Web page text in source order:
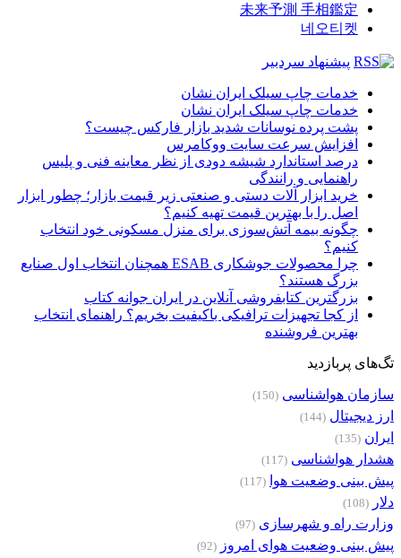
未来予測 手相鑑定
네오티켓
پیشنهاد سردبیر
خدمات چاپ سیلک ایران نشان
خدمات چاپ سیلک ایران نشان
پشت پرده نوسانات شدید بازار فارکس چیست؟
افزایش سرعت سایت ووکامرس
درصد استاندارد شیشه دودی از نظر معاینه فنی و پلیس
راهنمایی و رانندگی
خرید ابزار آلات دستی و صنعتی زیر قیمت بازار؛ چطور ابزار
اصل را با بهترین قیمت تهیه کنیم؟
چگونه بیمه آتش‌سوزی برای منزل مسکونی خود انتخاب
کنیم؟
چرا محصولات جوشکاری ESAB همچنان انتخاب اول صنایع
بزرگ هستند؟
بزرگترین کتابفروشی آنلاین در ایران جوانه کتاب
از کجا تجهیزات ترافیکی باکیفیت بخریم؟ راهنمای انتخاب
بهترین فروشنده
تگ‌های پربازدید
سازمان هواشناسی (150)
ارز دیجیتال (144)
ایران (135)
هشدار هواشناسی (117)
پیش بینی وضعیت هوا (117)
دلار (108)
وزارت راه و شهرسازی (97)
پیش بینی وضعیت هوای امروز (92)